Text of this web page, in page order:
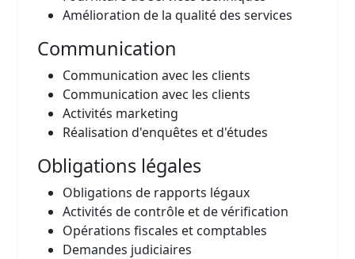
Amélioration de la qualité des services
Communication
Communication avec les clients
Communication avec les clients
Activités marketing
Réalisation d'enquêtes et d'études
Obligations légales
Obligations de rapports légaux
Activités de contrôle et de vérification
Opérations fiscales et comptables
Demandes judiciaires